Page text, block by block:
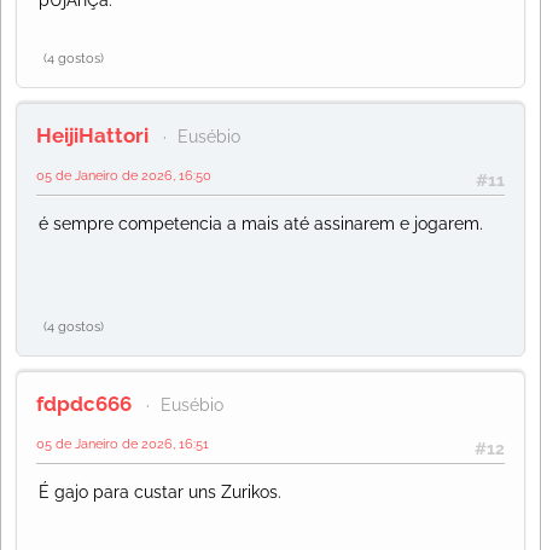
(4 gostos)
HeijiHattori Eusébio
#11
05 de Janeiro de 2026, 16:50
é sempre competencia a mais até assinarem e jogarem.
(4 gostos)
fdpdc666 Eusébio
#12
05 de Janeiro de 2026, 16:51
É gajo para custar uns Zurikos.